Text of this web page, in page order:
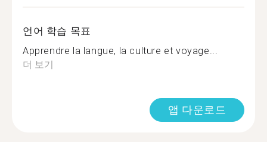
언어 학습 목표
Apprendre la langue, la culture et voyage...
더 보기
앱 다운로드